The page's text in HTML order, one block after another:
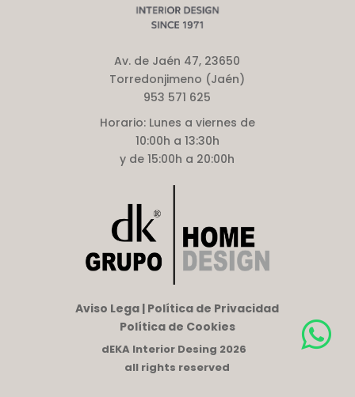
Av. de Jaén 47, 23650
Torredonjimeno (Jaén)
953 571 625
Horario:Lunes a viernes de
10:00h a 13:30h
y de 15:00h a 20:00h
Aviso Lega | Política de Privacidad
Política de Cookies
dEKA Interior Desing 2026
all rights reserved